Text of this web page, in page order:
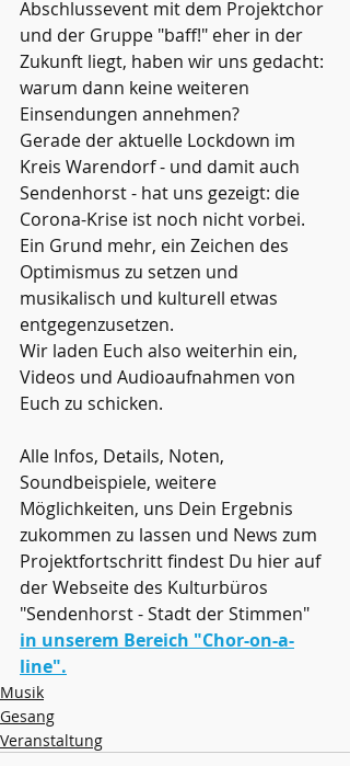
Abschlussevent mit dem Projektchor
und der Gruppe "baff!" eher in der
Zukunft liegt, haben wir uns gedacht:
warum dann keine weiteren
Einsendungen annehmen?
Gerade der aktuelle Lockdown im
Kreis Warendorf - und damit auch
Sendenhorst - hat uns gezeigt: die
Corona-Krise ist noch nicht vorbei.
Ein Grund mehr, ein Zeichen des
Optimismus zu setzen und
musikalisch und kulturell etwas
entgegenzusetzen.
Wir laden Euch also weiterhin ein,
Videos und Audioaufnahmen von
Euch zu schicken.
Alle Infos, Details, Noten,
Soundbeispiele, weitere
Möglichkeiten, uns Dein Ergebnis
zukommen zu lassen und News zum
Projektfortschritt findest Du hier auf
der Webseite des Kulturbüros
"Sendenhorst - Stadt der Stimmen"
in unserem Bereich "Chor-on-a-
line".
Musik
Gesang
Veranstaltung